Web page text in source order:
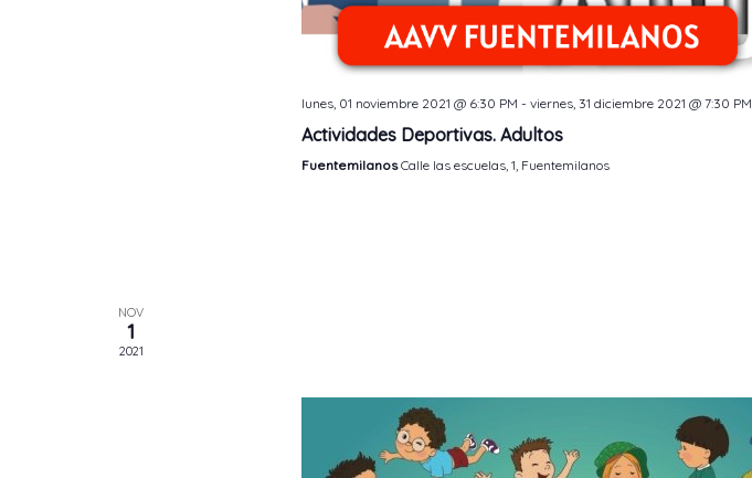
lunes, 01 noviembre 2021 @ 6:30 PM -viernes, 31 diciembre 2021 @ 7:30 PM
Actividades Deportivas. Adultos
FuentemilanosCalle las escuelas, 1, Fuentemilanos
NOV
1
2021